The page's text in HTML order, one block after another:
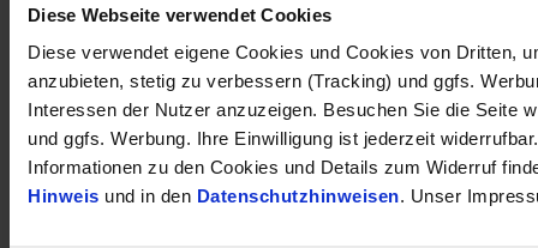
Diese Webseite verwendet Cookies
Diese verwendet eigene Cookies und Cookies von Dritten,
anzubieten, stetig zu verbessern (Tracking) und ggfs.
Interessen der Nutzer anzuzeigen. Besuchen Sie die Seite
und ggfs. Werbung. Ihre Einwilligung ist jederzeit
Informationen zu den Cookies und Details zum Widerruf
Hinweis und in den Datenschutzhinweisen. Unser
Kia Stonic VISION Navi LED Apple CarPlay Android Auto
Klimaautom DAB SHZ LenkradHZG Spurhalteass.
21.999 €
Tageszulassung
Kilometer Anzahl12 km
Erstzulassung 07/2026